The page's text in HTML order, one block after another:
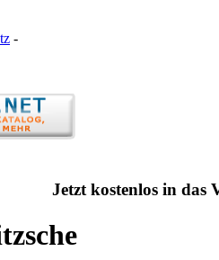
-
Jetzt kostenlos in das